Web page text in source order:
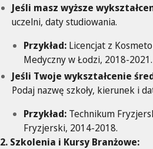
Jeśli masz wyższe
uczelni, daty studiowania.
Przykład: Licencjat z
Medyczny w Łodzi, 2018-2021.
Jeśli Twoje wykształcenie
Podaj nazwę szkoły, kierunek i
Przykład: Technikum
Fryzjerski, 2014-2018.
2. Szkolenia i Kursy Branżowe: